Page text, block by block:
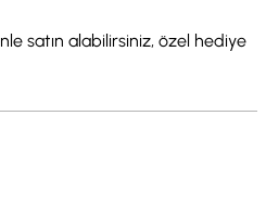
satın alabilirsiniz, özel hediye